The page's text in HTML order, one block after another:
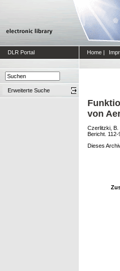
DLR Portal Home |
Erweiterte Suche
von
Czerlitzki, B.
Bericht. 112-
Dieses